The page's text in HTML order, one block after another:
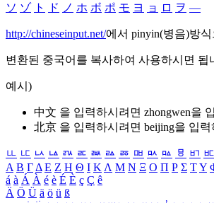
ソ ゾ ト ド ノ ホ ボ ポ モ ヨ ョ ロ ヲ ―
http://chineseinput.net/에서 pinyin(병음)방
변환된 중국어를 복사하여 사용하시면 됩
예시)
中文 을 입력하시려면 zhongwen을
北京 을 입력하시려면 beijing을 입력
ㅥ ㅦ ㅧ ㅨ ㅩ ㅪ ㅫ ㅬ ㅭ ㅮ ㅯ ㅰ ㅱ ㅲ ㅳ
Α Β ΓΔ Ε Ζ Η Θ Ι ΚΛ Μ Ν Ξ Ο Π Ρ Σ ΤΥ
á à Á À é è É È ç Ç ê
Ä Ö Ü ä ö ü ß